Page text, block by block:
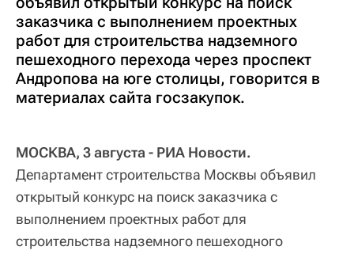
заказчика с выполнением проектных
работ для строительства надземного
пешеходного перехода через проспект
Андропова на юге столицы, говорится в
материалах сайта госзакупок.
МОСКВА, 3 августа - РИА Новости.
Департамент строительства Москвы объявил
открытый конкурс на поиск заказчика с
выполнением проектных работ для
строительства надземного пешеходного